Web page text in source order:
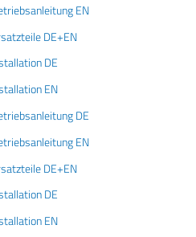
EN
DE+EN
DE
EN
DE
EN
DE+EN
DE
EN